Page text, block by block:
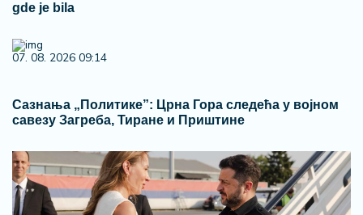
gde je bila
07. 08. 2026 09:14
Сазнања „Политике”: Црна Гора следећа у војном
савезу Загреба, Тиране и Приштине